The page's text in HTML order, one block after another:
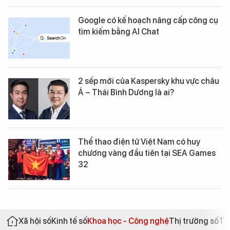
Google có kế hoạch nâng cấp công cụ
tìm kiếm bằng AI Chat
2 sếp mới của Kaspersky khu vực châu
Á – Thái Bình Dương là ai?
Thể thao điện tử Việt Nam có huy
chương vàng đầu tiên tại SEA Games
32
Xã hội sốKinh tế sốKhoa học - Công nghệThị trường số